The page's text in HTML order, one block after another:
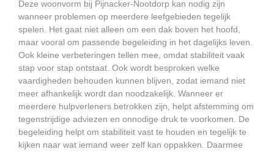
Deze woonvorm bij Pijnacker-Nootdorp kan nodig zijn
wanneer problemen op meerdere leefgebieden tegelijk
spelen. Het gaat niet alleen om een dak boven het hoofd,
maar vooral om passende begeleiding in het dagelijks leven.
Ook kleine verbeteringen tellen mee, omdat stabiliteit vaak
stap voor stap ontstaat. Ook wordt besproken welke
vaardigheden behouden kunnen blijven, zodat iemand niet
meer afhankelijk wordt dan noodzakelijk. Wanneer er
meerdere hulpverleners betrokken zijn, helpt afstemming om
tegenstrijdige adviezen en onnodige druk te voorkomen. De
begeleiding helpt om stabiliteit vast te houden en tegelijk te
kijken naar wat iemand weer zelf kan oppakken. Daarmee